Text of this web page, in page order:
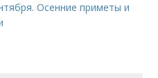
Осенние приметы и